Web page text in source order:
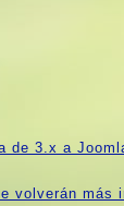
de 3.x a
volverán más